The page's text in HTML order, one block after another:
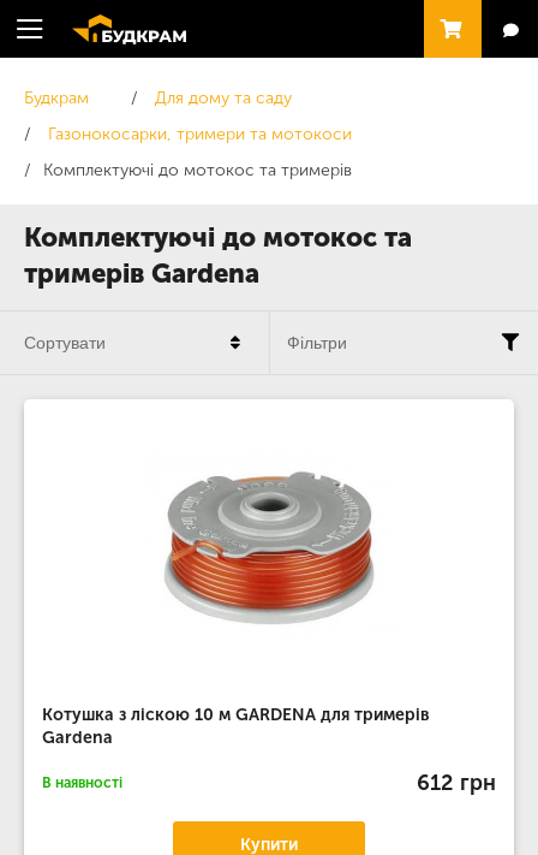
Комплектуючі до мотокос та
тримерів Gardena
Будкрам
Для дому та саду
Газонокосарки, тримери та мотокоси
Комплектуючі до мотокос та тримерів
Котушка з ліскою 10 м GARDENA для тримерів
Gardena
В наявності 612 грн
Купити
Сортувати Фільтри